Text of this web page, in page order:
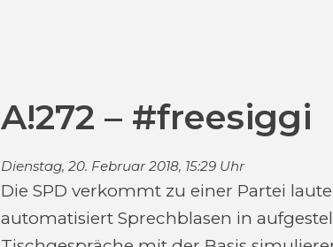
A!272 – #freesiggi
Dienstag, 20. Februar 2018, 15:29 Uhr
Die SPD verkommt zu einer Partei
automatisiert Sprechblasen in